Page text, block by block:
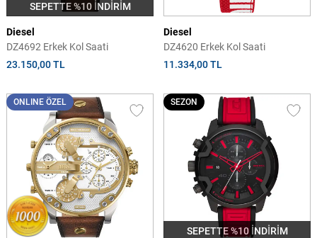
SEPETTE %10 İNDİRİM
Diesel
DZ4692 Erkek Kol Saati
23.150,00 TL
Diesel
DZ4620 Erkek Kol Saati
11.334,00 TL
ONLINE ÖZEL
SEPETTE %10 İNDİRİM
SEZON